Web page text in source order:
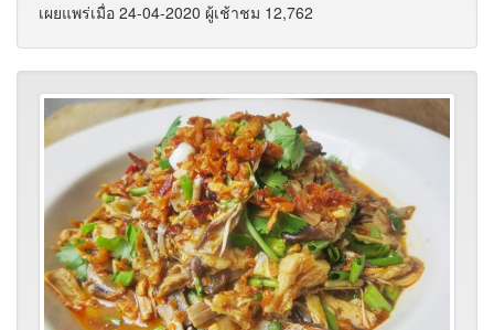
เผยแพร่เมื่อ 24-04-2020 ผู้เช้าชม 12,762